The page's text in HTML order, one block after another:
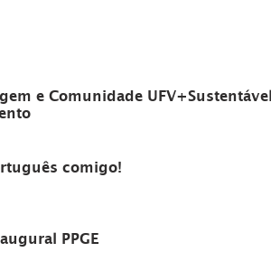
e Comunidade
comigo!
PPGE